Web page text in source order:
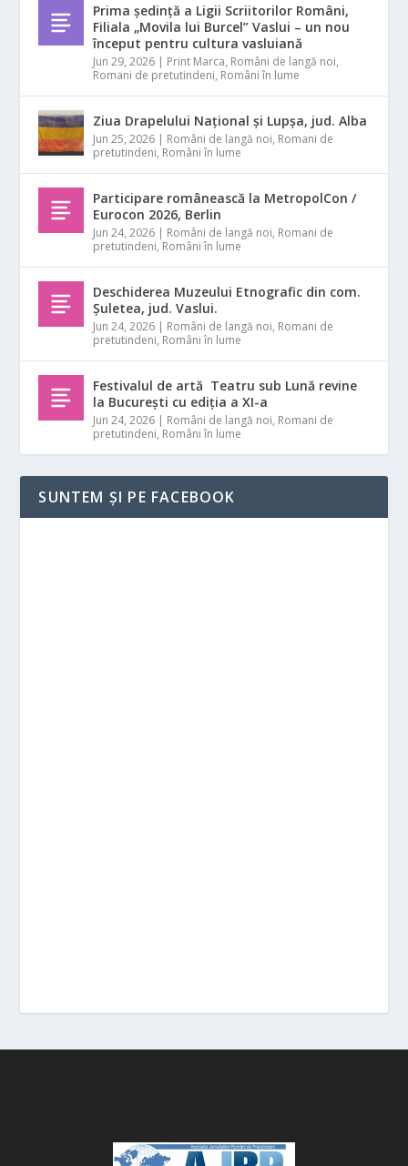
Prima ședință a Ligii Scriitorilor Români,
Filiala „Movila lui Burcel” Vaslui – un nou
început pentru cultura vasluiană
Jun 29, 2026 | Print Marca, Români de langă noi,
Romani de pretutindeni, Români în lume
Ziua Drapelului Național și Lupșa, jud. Alba
Jun 25, 2026 | Români de langă noi, Romani de
pretutindeni, Români în lume
Participare românească la MetropolCon /
Eurocon 2026, Berlin
Jun 24, 2026 | Români de langă noi, Romani de
pretutindeni, Români în lume
Deschiderea Muzeului Etnografic din com.
Șuletea, jud. Vaslui.
Jun 24, 2026 | Români de langă noi, Romani de
pretutindeni, Români în lume
Festivalul de artă Teatru sub Lună revine
la București cu ediția a XI-a
Jun 24, 2026 | Români de langă noi, Romani de
pretutindeni, Români în lume
SUNTEM ȘI PE FACEBOOK